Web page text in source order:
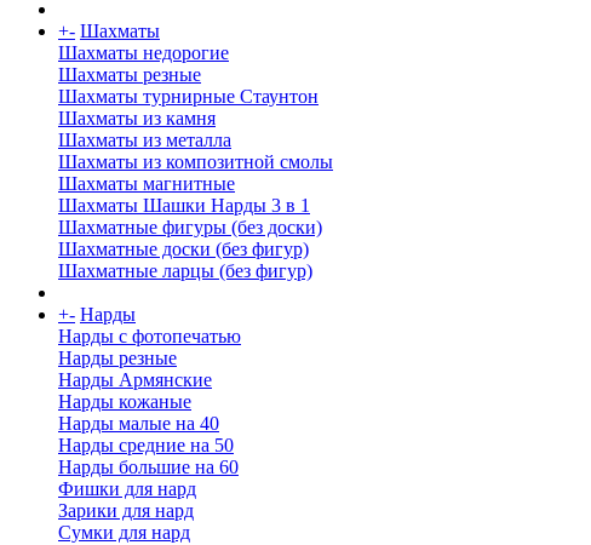
+- Шахматы
Шахматы недорогие
Шахматы резные
Шахматы турнирные Стаунтон
Шахматы из камня
Шахматы из металла
Шахматы из композитной смолы
Шахматы магнитные
Шахматы Шашки Нарды 3 в 1
Шахматные фигуры (без доски)
Шахматные доски (без фигур)
Шахматные ларцы (без фигур)
+- Нарды
Нарды с фотопечатью
Нарды резные
Нарды Армянские
Нарды кожаные
Нарды малые на 40
Нарды средние на 50
Нарды большие на 60
Фишки для нард
Зарики для нард
Сумки для нард